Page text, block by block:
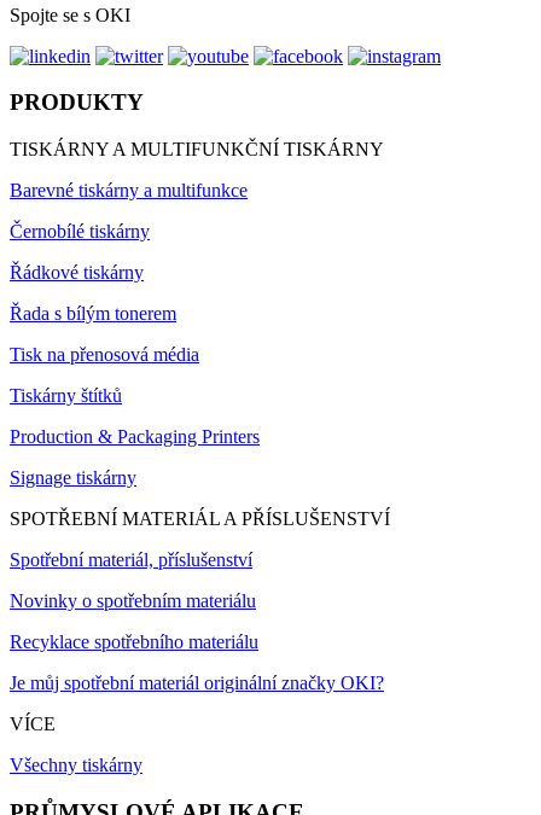
Spojte se s OKI
PRODUKTY
TISKÁRNY A MULTIFUNKČNÍ TISKÁRNY
Barevné tiskárny a multifunkce
Černobílé tiskárny
Řádkové tiskárny
Řada s bílým tonerem
Tisk na přenosová média
Tiskárny štítků
Production & Packaging Printers
Signage tiskárny
SPOTŘEBNÍ MATERIÁL A PŘÍSLUŠENSTVÍ
Spotřební materiál, příslušenství
Novinky o spotřebním materiálu
Recyklace spotřebního materiálu
Je můj spotřební materiál originální značky OKI?
VÍCE
Všechny tiskárny